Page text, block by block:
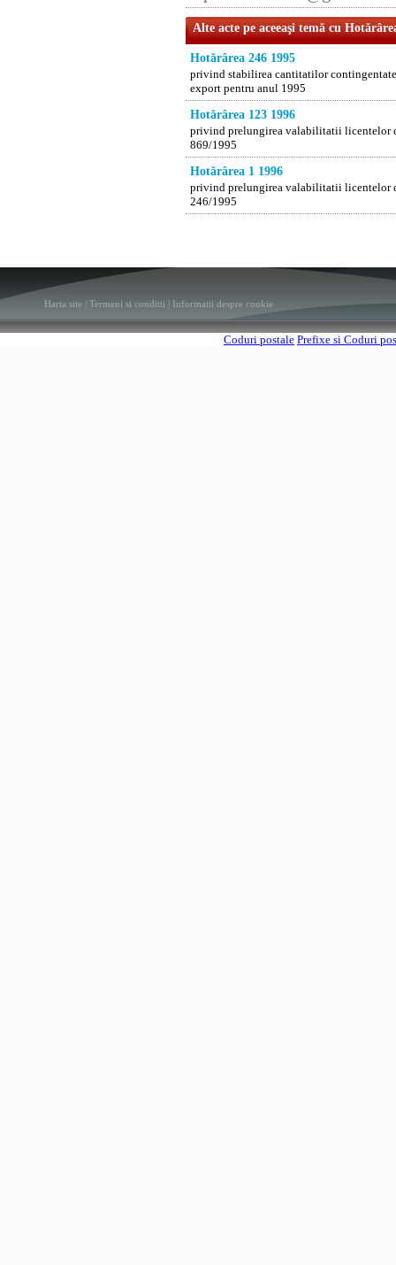
Alte acte pe aceeaşi temă cu
Hotărârea 246 1995
privind stabilirea cantitatilor
export pentru anul 1995
Hotărârea 123 1996
privind prelungirea valabilitatii licentelor
869/1995
Hotărârea 1 1996
privind prelungirea valabilitatii licentelor
246/1995
Harta site Termeni si conditii Informatii despre cookie
Coduri postale Prefixe si Coduri